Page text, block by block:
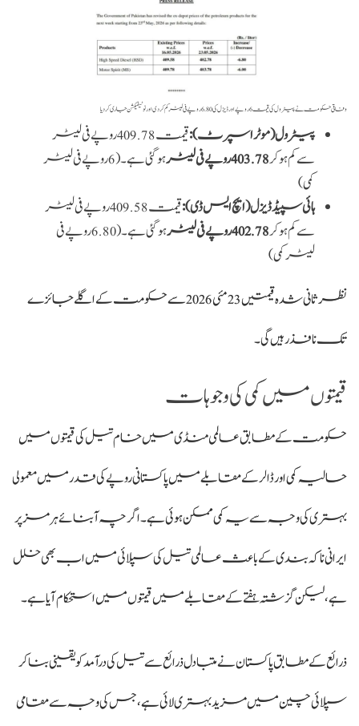
وفاقی حکومت نے پیٹرول کی قیمت 6 روپے اور ڈیزل کی 6.80 روپے فی لیٹر کم کر دی اور نوٹیفیکشن جاری کردیا
پیٹرول (موٹر اسپرٹ):
قیمت 409.78 روپے فی لیٹر
سے کم ہو کر403.78 روپے فی لیٹر
ہو گئی ہے۔ (6 روپے فی لیٹر
کمی)
ہائی سپیڈ ڈیزل (ایچ ایس ڈی):
قیمت 409.58 روپے فی لیٹر
سے کم ہو کر402.78 روپے فی لیٹر
ہو گئی ہے۔ (6.80 روپے فی
لیٹر کمی)
نظرثانی شدہ قیمتیں 23 مئی 2026 سے حکومت کے اگلے جائزے
تک نافذ رہیں گی۔
قیمتوں میں کمی کی وجوہات
حکومت کے مطابق عالمی منڈی میں خام تیل کی قیمتوں میں
حالیہ کمی اور ڈالر کے مقابلے میں پاکستانی روپے کی قدر میں معمولی
بہتری کی وجہ سے یہ کمی ممکن ہوئی ہے۔ اگرچہ آبنائے ہرمز پر
ایرانی ناکہ بندی کے باعث عالمی تیل کی سپلائی میں اب بھی خلل
ہے، لیکن گزشتہ ہفتے کے مقابلے میں قیمتوں میں استحکام آیا ہے۔
ذرائع کے مطابق پاکستان نے متبادل ذرائع سے تیل کی درآمد کو یقینی بنا کر
سپلائی چین میں مزید بہتری لائی ہے، جس کی وجہ سے مقامی